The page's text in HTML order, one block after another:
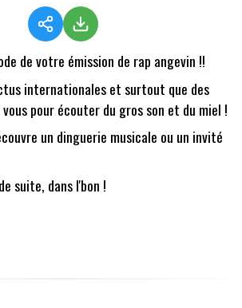
de votre émission de rap angevin !!
internationales et surtout que des
vous pour écouter du gros son et du miel !
un dinguerie musicale ou un invité
suite, dans l'bon !